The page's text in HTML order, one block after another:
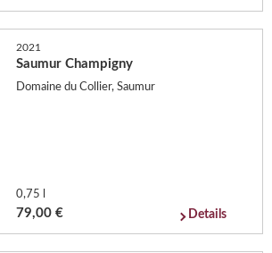
2021
Saumur Champigny
Domaine du Collier, Saumur
0,75 l
79,00 € Details